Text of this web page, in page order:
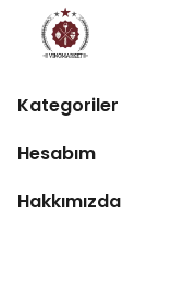
Kategoriler
Hesabım
Hakkımızda